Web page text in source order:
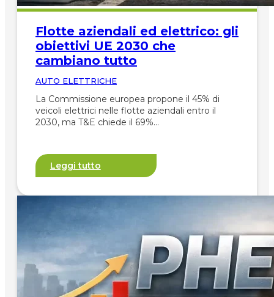
Flotte aziendali ed elettrico: gli
obiettivi UE 2030 che
cambiano tutto
AUTO ELETTRICHE
La Commissione europea propone il 45% di
veicoli elettrici nelle flotte aziendali entro il
2030, ma T&E chiede il 69%…
Leggi tutto